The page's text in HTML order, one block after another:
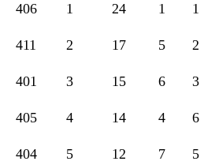
406 1 24 1
1
411 2 17 5
2
401 3 15 6
3
405 4 14 4 6
404 5 12 7 5